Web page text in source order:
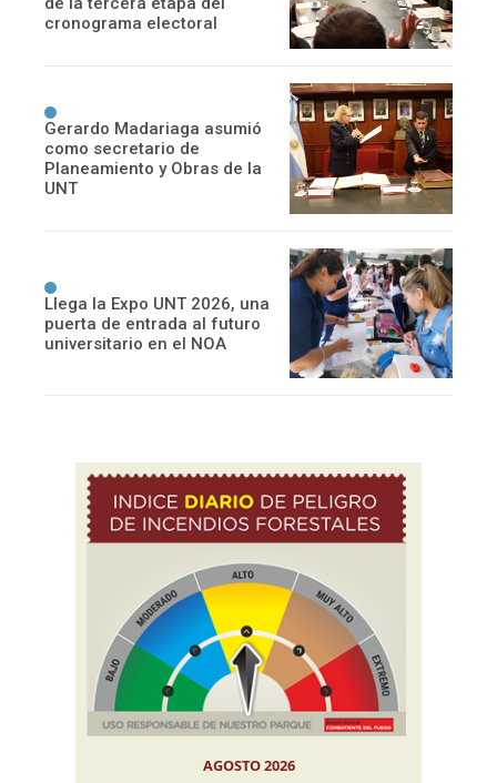
cronograma electoral
Gerardo Madariaga asumió
como secretario de
Planeamiento y Obras de la
UNT
Llega la Expo UNT 2026, una
puerta de entrada al futuro
universitario en el NOA